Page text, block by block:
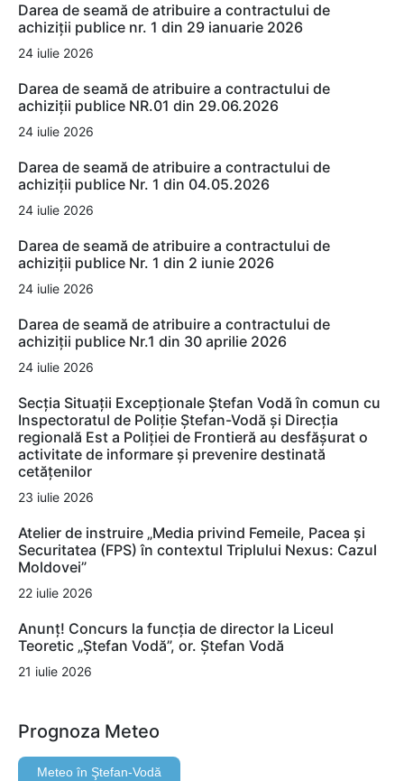
Darea de seamă de atribuire a contractului de
achiziții publice nr. 1 din 29 ianuarie 2026
24 iulie 2026
Darea de seamă de atribuire a contractului de
achiziții publice NR.01 din 29.06.2026
24 iulie 2026
Darea de seamă de atribuire a contractului de
achiziții publice Nr. 1 din 04.05.2026
24 iulie 2026
Darea de seamă de atribuire a contractului de
achiziții publice Nr. 1 din 2 iunie 2026
24 iulie 2026
Darea de seamă de atribuire a contractului de
achiziții publice Nr.1 din 30 aprilie 2026
24 iulie 2026
Secția Situații Excepționale Ștefan Vodă în comun cu
Inspectoratul de Poliție Ștefan-Vodă și Direcția
regională Est a Poliției de Frontieră au desfășurat o
activitate de informare și prevenire destinată
cetățenilor
23 iulie 2026
Atelier de instruire „Media privind Femeile, Pacea și
Securitatea (FPS) în contextul Triplului Nexus: Cazul
Moldovei”
22 iulie 2026
Anunț! Concurs la funcția de director la Liceul
Teoretic „Ștefan Vodă”, or. Ștefan Vodă
21 iulie 2026
Prognoza Meteo
Meteo în Ştefan-Vodă